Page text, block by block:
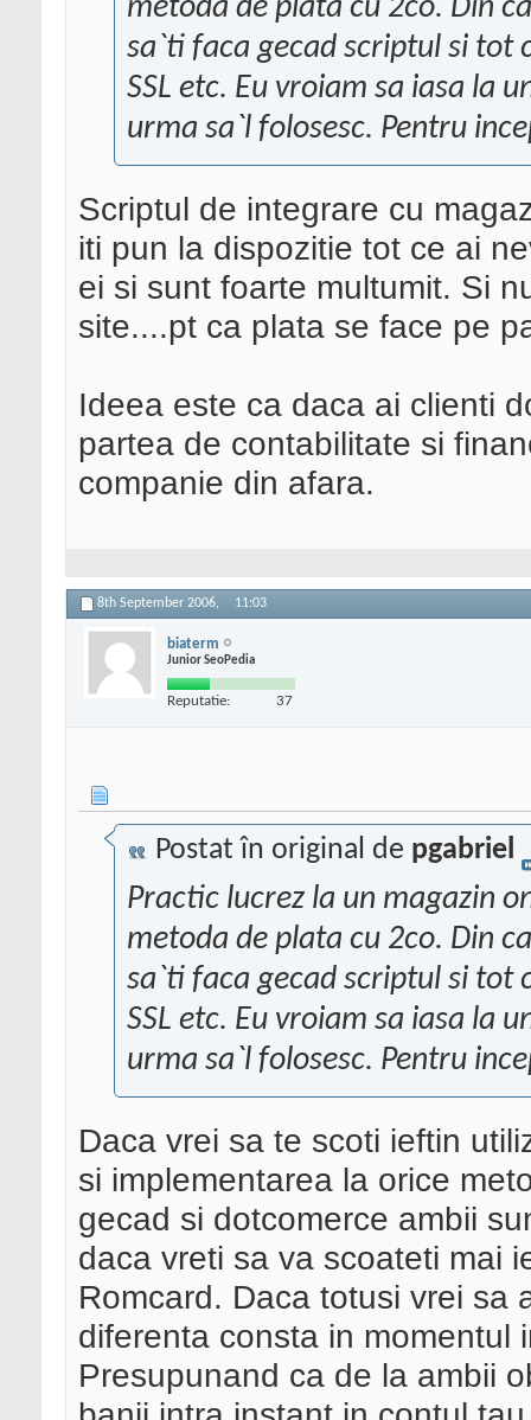
metoda de plata cu 2co. Din
sa`ti faca gecad scriptul si tot
SSL etc. Eu vroiam sa iasa la
urma sa`l folosesc. Pentru
Scriptul de integrare cu
iti pun la dispozitie tot ce ai
ei si sunt foarte multumit. Si
site....pt ca plata se face pe
Ideea este ca daca ai clienti
partea de contabilitate si
companie din afara.
8th September 2006, 11:03
biaterm
Junior SeoPedia
Reputatie: 37
Postat în original de pgabriel
Practic lucrez la un magazin
metoda de plata cu 2co. Din
sa`ti faca gecad scriptul si tot
SSL etc. Eu vroiam sa iasa la
urma sa`l folosesc. Pentru
Daca vrei sa te scoti ieftin
si implementarea la orice
gecad si dotcomerce ambii
daca vreti sa va scoateti mai
Romcard. Daca totusi vrei sa
diferenta consta in momentul
Presupunand ca de la ambii